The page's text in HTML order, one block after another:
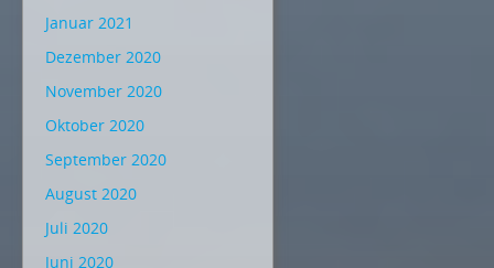
Januar 2021
Dezember 2020
November 2020
Oktober 2020
September 2020
August 2020
Juli 2020
Juni 2020